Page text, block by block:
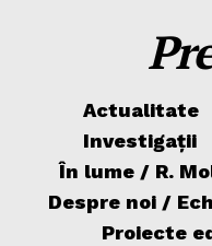
Actualitate
Investigații
În lume / R.
Despre noi /
Proiecte